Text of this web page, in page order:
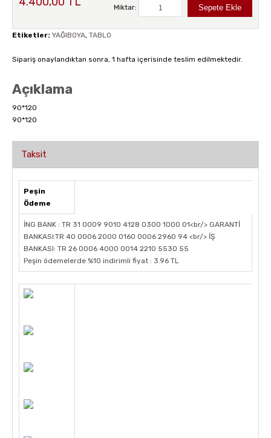
Miktar:
Etiketler: YAĞIBOYA, TABLO
Sipariş onaylandıktan sonra, 1 hafta içerisinde teslim edilmektedir.
Açıklama
90*120
90*120
Taksit
Peşin
Ödeme
İNG BANK : TR 31 0009 9010 4128 0300 1000 01<br/> GARANTİ
BANKASI:TR 40 0006 2000 0160 0006 2960 94 <br/> İŞ
BANKASI: TR 26 0006 4000 0014 2210 5530 55
Peşin ödemelerde %10 indirimli fiyat : 3.96 TL